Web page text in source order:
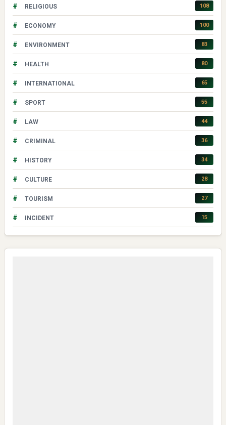
# RELIGIOUS 108
# ECONOMY 100
# ENVIRONMENT 83
# HEALTH 80
# INTERNATIONAL 65
# SPORT 55
# LAW 44
# CRIMINAL 36
# HISTORY 34
# CULTURE 28
# TOURISM 27
# INCIDENT 15